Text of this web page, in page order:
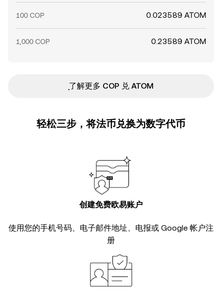
100 COP 0.023589 ATOM
1,000 COP 0.23589 ATOM
ִִִִִִִִִִִִִִִִִִִִִִִִִִִִִִִִִִִִִִִִִִִִִִִ了解更多 COP 兑 ATOM
轻松三步，将法币兑换为数字代币
创建免费欧易账户
使用您的手机号码、电子邮件地址、电报或 Google 帐户注
册